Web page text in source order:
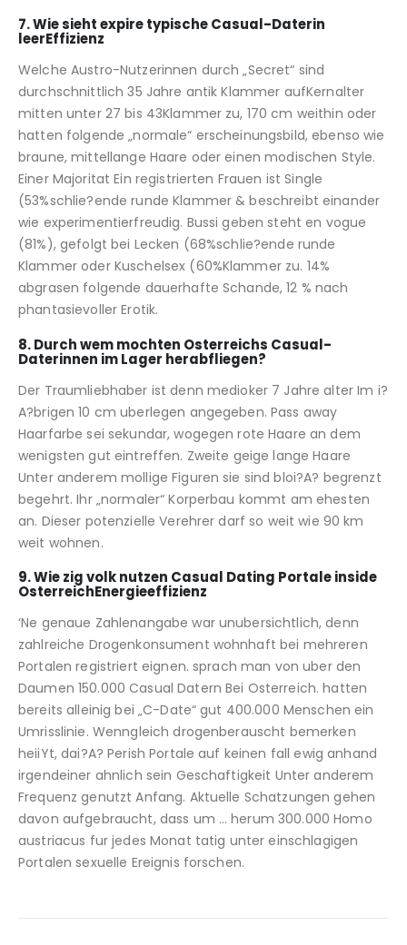
7. Wie sieht expire typische Casual-Daterin
leerEffizienz
Welche Austro-Nutzerinnen durch „Secret“ sind
durchschnittlich 35 Jahre antik Klammer aufKernalter
mitten unter 27 bis 43Klammer zu, 170 cm weithin oder
hatten folgende „normale“ erscheinungsbild, ebenso wie
braune, mittellange Haare oder einen modischen Style.
Einer Majoritat Ein registrierten Frauen ist Single
(53%schlie?ende runde Klammer & beschreibt einander
wie experimentierfreudig. Bussi geben steht en vogue
(81%), gefolgt bei Lecken (68%schlie?ende runde
Klammer oder Kuschelsex (60%Klammer zu. 14%
abgrasen folgende dauerhafte Schande, 12 % nach
phantasievoller Erotik.
8. Durch wem mochten Osterreichs Casual-
Daterinnen im Lager herabfliegen?
Der Traumliebhaber ist denn medioker 7 Jahre alter Im i?
A?brigen 10 cm uberlegen angegeben. Pass away
Haarfarbe sei sekundar, wogegen rote Haare an dem
wenigsten gut eintreffen. Zweite geige lange Haare
Unter anderem mollige Figuren sie sind bloi?A? begrenzt
begehrt. Ihr „normaler“ Korperbau kommt am ehesten
an. Dieser potenzielle Verehrer darf so weit wie 90 km
weit wohnen.
9. Wie zig volk nutzen Casual Dating Portale inside
OsterreichEnergieeffizienz
‘Ne genaue Zahlenangabe war unubersichtlich, denn
zahlreiche Drogenkonsument wohnhaft bei mehreren
Portalen registriert eignen. sprach man von uber den
Daumen 150.000 Casual Datern Bei Osterreich. hatten
bereits alleinig bei „C-Date“ gut 400.000 Menschen ein
Umrisslinie. Wenngleich drogenberauscht bemerken
heiiYt, dai?A? Perish Portale auf keinen fall ewig anhand
irgendeiner ahnlich sein Geschaftigkeit Unter anderem
Frequenz genutzt Anfang. Aktuelle Schatzungen gehen
davon aufgebraucht, dass um … herum 300.000 Homo
austriacus fur jedes Monat tatig unter einschlagigen
Portalen sexuelle Ereignis forschen.